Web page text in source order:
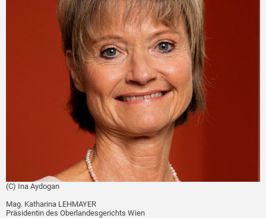
(C) Ina Aydogan
Mag. Katharina LEHMAYER
Präsidentin des Oberlandesgerichts Wien